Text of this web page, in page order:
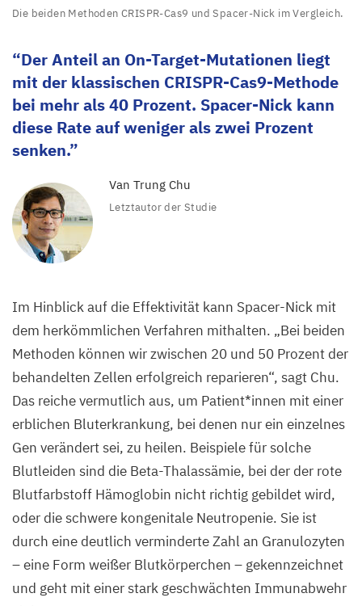
Die
Methoden
CRISPR-
Cas9
und
Spacer-
Vergleich.
Die beiden Methoden CRISPR-Cas9 und Spacer-Nick im Vergleich.
Der Anteil an On-Target-Mutationen liegt
mit der klassischen CRISPR-Cas9-Methode
bei mehr als40 Prozent. Spacer-Nick kann
diese Rate auf weniger als zwei Prozent
senken.
Van Trung Chu
Letztautor der Studie
Im Hinblick auf die Effektivität kann Spacer-Nick mit
dem herkömmlichen Verfahren mithalten. „Bei beiden
Methoden können wir zwischen 20 und 50 Prozent der
behandelten Zellen erfolgreich reparieren“, sagt Chu.
Das reiche vermutlich aus, um Patient*innen mit einer
erblichen Bluterkrankung, bei denen nur ein einzelnes
Gen verändert sei, zu heilen. Beispiele für solche
Blutleiden sind die Beta-Thalassämie, bei der der rote
Blutfarbstoff Hämoglobin nicht richtig gebildet wird,
oder die schwere kongenitale Neutropenie. Sie ist
durch eine deutlich verminderte Zahl an Granulozyten
– eine Form weißer Blutkörperchen – gekennzeichnet
und geht mit einer stark geschwächten Immunabwehr